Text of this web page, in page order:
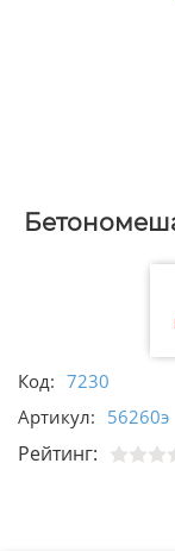
Код: 7230
Артикул: 56260э
Рейтинг: